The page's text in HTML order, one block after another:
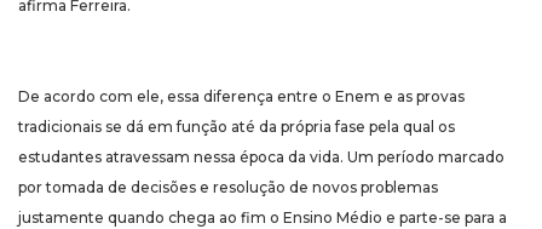
afirma Ferreira.
De acordo com ele, essa diferença entre o Enem e as provas
tradicionais se dá em função até da própria fase pela qual os
estudantes atravessam nessa época da vida. Um período marcado
por tomada de decisões e resolução de novos problemas
justamente quando chega ao fim o Ensino Médio e parte-se para a